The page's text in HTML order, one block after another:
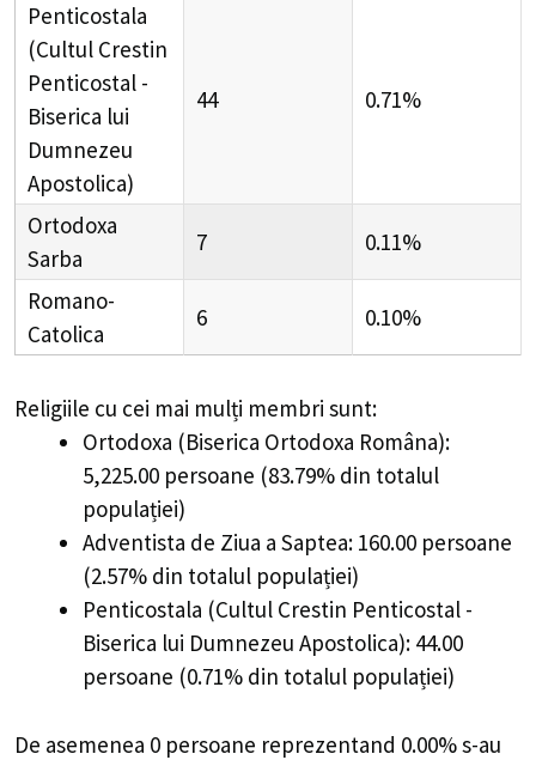
Penticostala
(Cultul Crestin
Penticostal -
Biserica lui
Dumnezeu
Apostolica)
44 0.71%
Ortodoxa
Sarba
7 0.11%
Romano-
Catolica
6 0.10%
Religiile cu cei mai mulți membri sunt:
Ortodoxa (Biserica Ortodoxa Româna):
5,225.00 persoane (83.79% din totalul
populației)
Adventista de Ziua a Saptea: 160.00 persoane
(2.57% din totalul populației)
Penticostala (Cultul Crestin Penticostal -
Biserica lui Dumnezeu Apostolica): 44.00
persoane (0.71% din totalul populației)
De asemenea 0 persoane reprezentand 0.00% s-au